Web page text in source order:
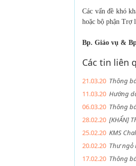
Các vấn đề khó
hoặc bộ phận Trợ
Bp. Giáo vụ &
Các tin liên
21.03.20 Thông
11.03.20 Hướng
06.03.20 Thông
28.02.20 [KHẨN]
25.02.20 KMS
20.02.20 Thư ngỏ
17.02.20 Thông